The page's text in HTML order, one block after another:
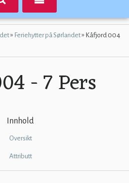
» Feriehytter på Sørlandet» Kåfjord 004
- 7 Pers
Innhold
Oversikt
Attributt